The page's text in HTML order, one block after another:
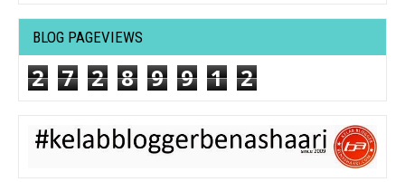
BLOG PAGEVIEWS
2 7 2 8 9 9 1 2